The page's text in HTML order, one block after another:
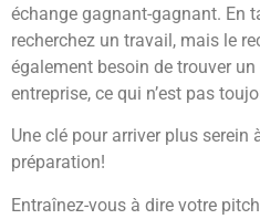
échange gagnant-gagnant. En
recherchez un travail, mais le
également besoin de trouver
entreprise, ce qui n’est pas
Une clé pour arriver plus serein
préparation!
Entraînez-vous à dire votre